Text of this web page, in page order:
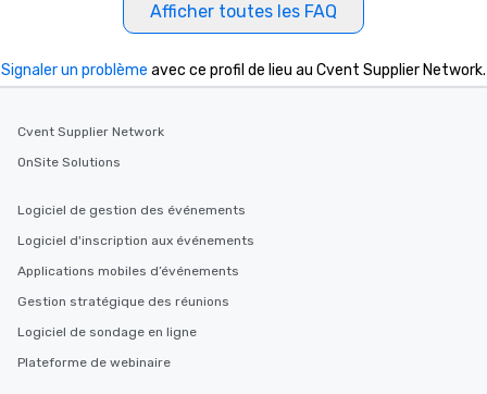
Afficher toutes les FAQ
Signaler un problème avec ce profil de lieu au Cvent Supplier Network.
Cvent Supplier Network
OnSite Solutions
Logiciel de gestion des événements
Logiciel d'inscription aux événements
Applications mobiles d’événements
Gestion stratégique des réunions
Logiciel de sondage en ligne
Plateforme de webinaire